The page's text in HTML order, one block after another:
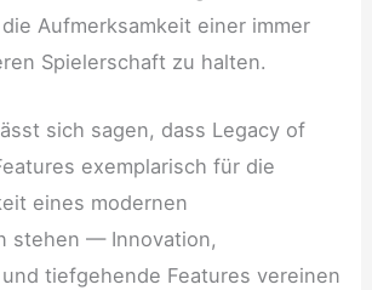
Aufmerksamkeit einer immer
Spielerschaft zu halten.
sich sagen, dass Legacy of
exemplarisch für die
eines modernen
stehen — Innovation,
tiefgehende Features vereinen